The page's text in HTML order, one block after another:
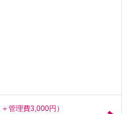
＋管理費3,000円）